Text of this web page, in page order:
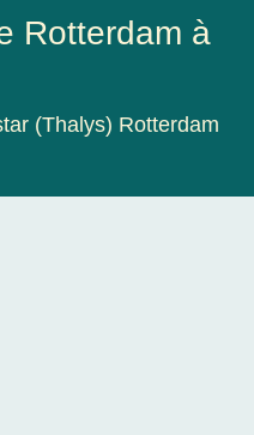
Rotterdam à
(Thalys) Rotterdam